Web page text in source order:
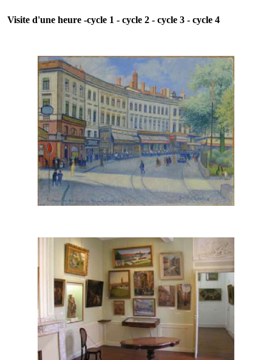
Visite d'une heure -cycle 1 - cycle 2 - cycle 3 - cycle 4